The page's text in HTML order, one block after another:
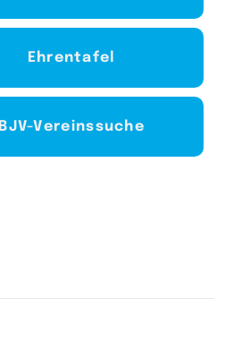
Ehrentafel
BJV-Vereinssuche